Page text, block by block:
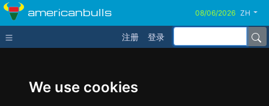
We use cookies
americanbulls ZH
注册 登录